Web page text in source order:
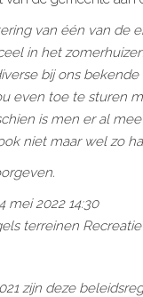
van één van
in het
bij ons
even toe te sturen
is men er al
niet maar wel zo
2022 14:30
terreinen
zijn deze